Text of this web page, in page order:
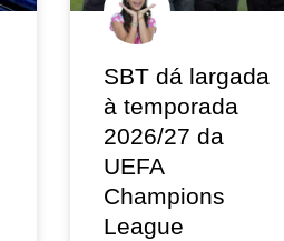
SBT dá largada
à temporada
2026/27 da
UEFA
Champions
League